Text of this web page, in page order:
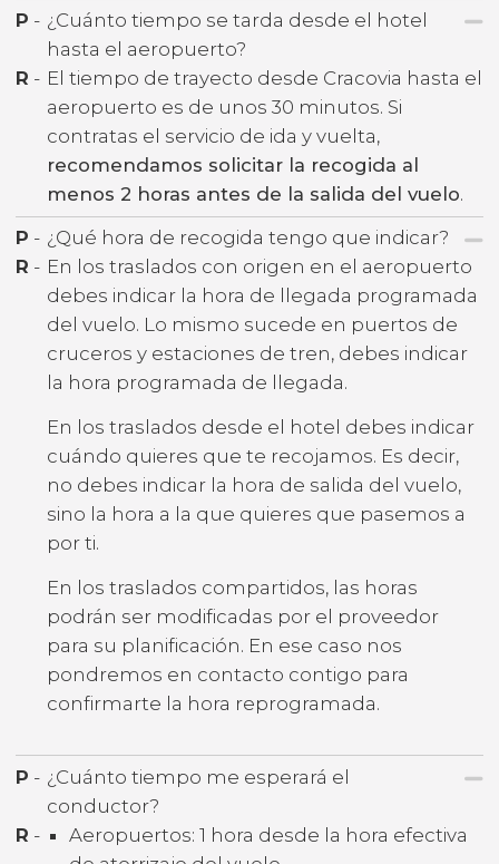
P - ¿Cuánto tiempo se tarda desde el hotel
hasta el aeropuerto?
R - El tiempo de trayecto desde Cracovia hasta el
aeropuerto es de unos 30 minutos. Si
contratas el servicio de ida y vuelta,
recomendamos solicitar la recogida al
menos 2 horas antes de la salida del vuelo.
P - ¿Qué hora de recogida tengo que indicar?
R - En los traslados con origen en el aeropuerto
debes indicar la hora de llegada programada
del vuelo. Lo mismo sucede en puertos de
cruceros y estaciones de tren, debes indicar
la hora programada de llegada.
En los traslados desde el hotel debes indicar
cuándo quieres que te recojamos. Es decir,
no debes indicar la hora de salida del vuelo,
sino la hora a la que quieres que pasemos a
por ti.
En los traslados compartidos, las horas
podrán ser modificadas por el proveedor
para su planificación. En ese caso nos
pondremos en contacto contigo para
confirmarte la hora reprogramada.
P - ¿Cuánto tiempo me esperará el
conductor?
R -
Aeropuertos: 1 hora desde la hora efectiva